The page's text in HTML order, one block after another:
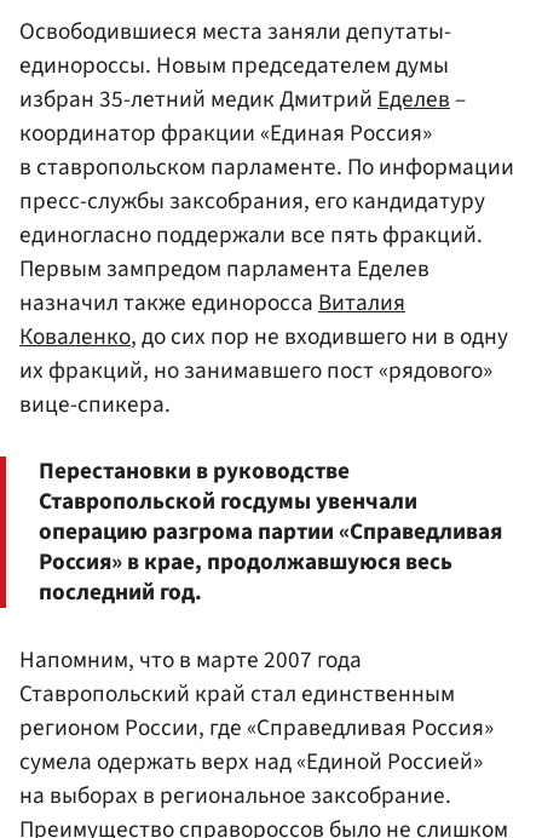
Освободившиеся места заняли депутаты-
единороссы. Новым председателем думы
избран 35-летний медик ДмитрийЕделев–
координатор фракции «Единая Россия»
в ставропольском парламенте. По информации
пресс-службы заксобрания, его кандидатуру
единогласно поддержали все пять фракций.
Первым зампредом парламента Еделев
назначил также единороссаВиталия
Коваленко, до сих пор не входившего ни в одну
их фракций, но занимавшего пост «рядового»
вице-спикера.
Перестановки в руководстве
Ставропольской госдумы увенчали
операцию разгрома партии «Справедливая
Россия» в крае, продолжавшуюся весь
последний год.
Напомним, что в марте 2007 года
Ставропольский край стал единственным
регионом России, где «Справедливая Россия»
сумела одержать верх над «Единой Россией»
на выборах в региональное заксобрание.
Преимущество справороссов было не слишком